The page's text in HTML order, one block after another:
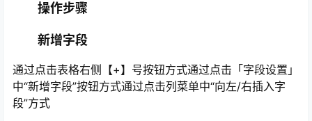
操作步骤
新增字段
通过点击表格右侧【+】号按钮方式通过点击「字段设置」
中“新增字段”按钮方式通过点击列菜单中“向左/右插入字
段”方式